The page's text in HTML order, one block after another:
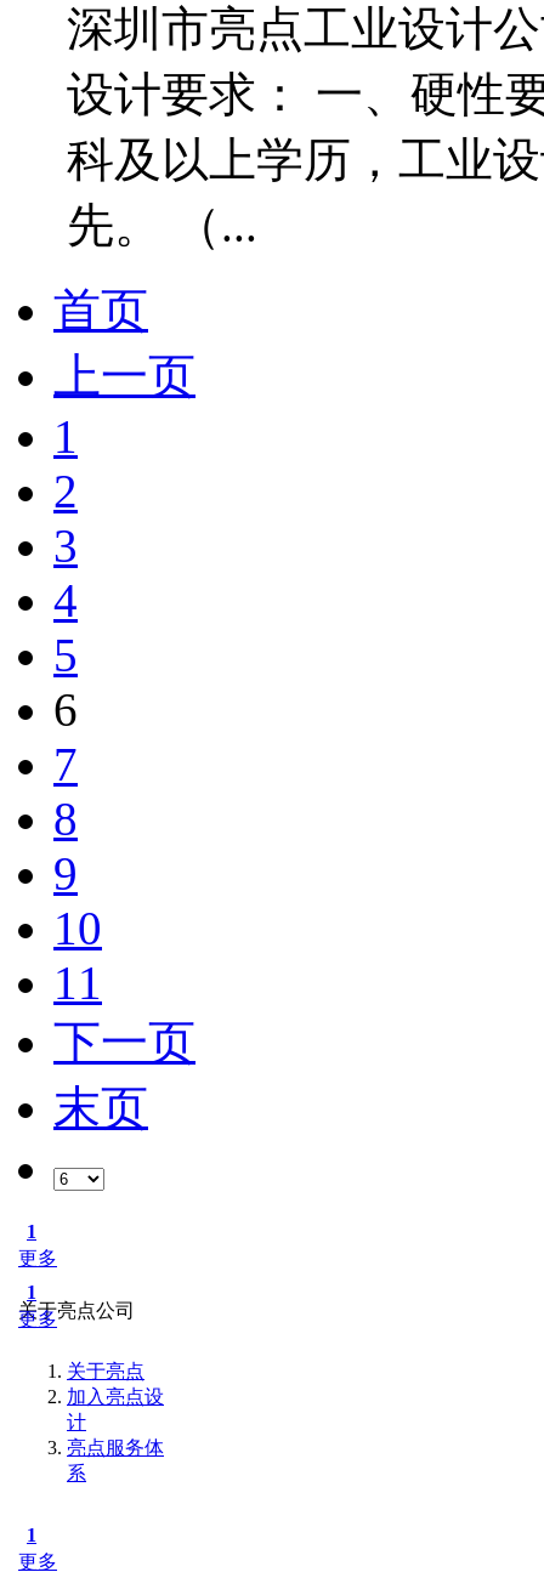
深圳市亮点工业设计
设计要求： 一、硬性
科及以上学历，工业
先。 （...
首页
上一页
1
2
3
4
5
6
7
8
9
10
11
下一页
末页
1
更多
关于亮点公司
1
更多
关于亮点
加入亮点设
计
亮点服务体
系
1
更多